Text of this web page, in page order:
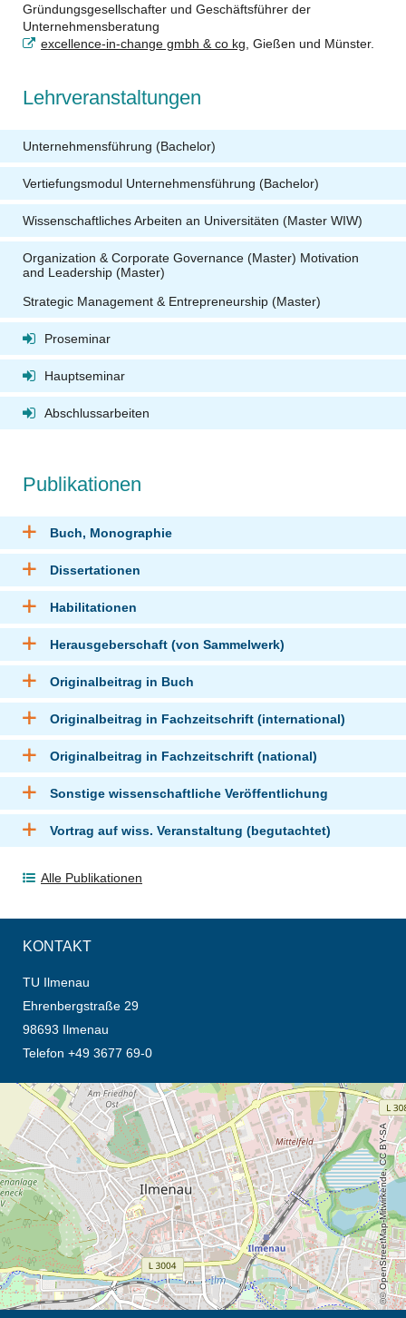
Gründungsgesellschafter und Geschäftsführer der
Unternehmensberatung
excellence-in-change gmbh & co kg , Gießen und Münster.
Lehrveranstaltungen
Unternehmensführung (Bachelor)
Vertiefungsmodul Unternehmensführung (Bachelor)
Wissenschaftliches Arbeiten an Universitäten (Master WIW)
Organization & Corporate Governance (Master) Motivation
and Leadership (Master)
Strategic Management & Entrepreneurship (Master)
Proseminar
Hauptseminar
Abschlussarbeiten
Publikationen
Buch, Monographie
Dissertationen
Habilitationen
Herausgeberschaft (von Sammelwerk)
Originalbeitrag in Buch
Originalbeitrag in Fachzeitschrift (international)
Originalbeitrag in Fachzeitschrift (national)
Sonstige wissenschaftliche Veröffentlichung
Vortrag auf wiss. Veranstaltung (begutachtet)
Alle Publikationen
KONTAKT
TU Ilmenau
Ehrenbergstraße 29
98693 Ilmenau
Telefon +49 3677 69-0
Öffnet die Anfahrtsbeschreibung in neuem Tab (Karte)
© OpenStreetMap-Mitwirkende, CC BY-SA